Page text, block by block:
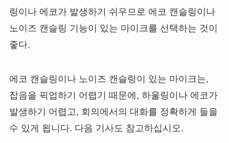
링이나 에코가 발생하기 쉬우므로 에코 캔슬링이나
노이즈 캔슬링 기능이 있는 마이크를 선택하는 것이
좋다.
에코 캔슬링이나 노이즈 캔슬링이 있는 마이크는,
잡음을 픽업하기 어렵기 때문에, 하울링이나 에코가
발생하기 어렵고, 회의에서의 대화를 정확하게 들을
수 있게 됩니다. 다음 기사도 참고하십시오.